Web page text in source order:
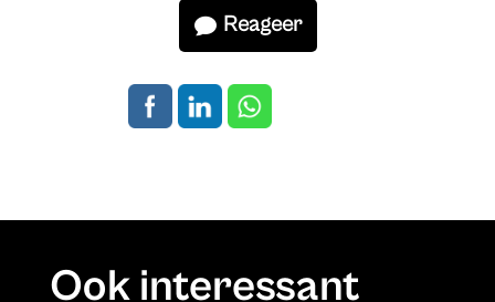
Reageer
Ook interessant